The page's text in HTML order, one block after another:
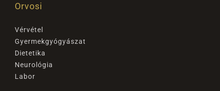
Orvosi
Vérvétel
Gyermekgyógyászat
Dietetika
Neurológia
Labor